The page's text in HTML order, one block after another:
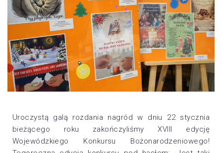
Uroczystą galą rozdania nagród w dniu 22 stycznia
bieżącego roku zakończyliśmy XVIII edycję
Wojewódzkiego Konkursu Bożonarodzeniowego!